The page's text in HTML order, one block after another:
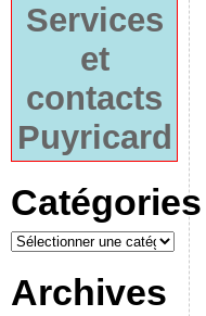
Services
et
contacts
Puyricard
Catégories
Archives